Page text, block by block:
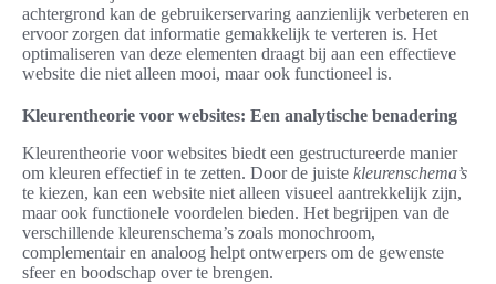
achtergrond kan de gebruikerservaring aanzienlijk verbeteren en
ervoor zorgen dat informatie gemakkelijk te verteren is. Het
optimaliseren van deze elementen draagt bij aan een effectieve
website die niet alleen mooi, maar ook functioneel is.
Kleurentheorie voor websites: Een analytische benadering
Kleurentheorie voor websites biedt een gestructureerde manier
om kleuren effectief in te zetten. Door de juiste kleurenschema’s
te kiezen, kan een website niet alleen visueel aantrekkelijk zijn,
maar ook functionele voordelen bieden. Het begrijpen van de
verschillende kleurenschema’s zoals monochroom,
complementair en analoog helpt ontwerpers om de gewenste
sfeer en boodschap over te brengen.